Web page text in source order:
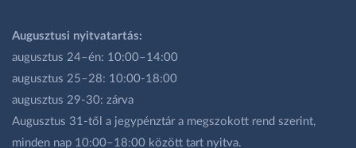
Augusztusi nyitvatartás:
augusztus 24–én: 10:00–14:00
augusztus 25–28: 10:00-18:00
augusztus 29-30: zárva
Augusztus 31-től a jegypénztár a megszokott rend szerint,
minden nap 10:00–18:00 között tart nyitva.